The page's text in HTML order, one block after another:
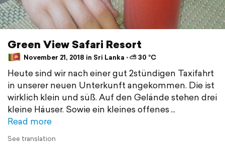
Green View Safari Resort
November 21, 2018 in Sri Lanka ⋅ ⛅ 30 °C
Heute sind wir nach einer gut 2stündigen Taxifahrt
in unserer neuen Unterkunft angekommen. Die ist
wirklich klein und süß. Auf den Gelände stehen drei
kleine Häuser. Sowie ein kleines offenes
Read more
See translation